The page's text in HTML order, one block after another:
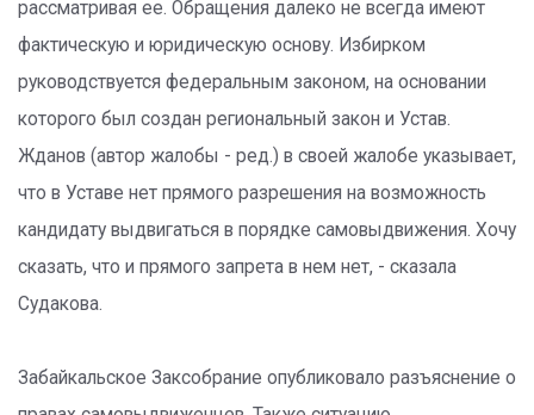
рассматривая ее. Обращения далеко не всегда имеют
фактическую и юридическую основу. Избирком
руководствуется федеральным законом, на основании
которого был создан региональный закон и Устав.
Жданов (автор жалобы - ред.) в своей жалобе указывает,
что в Уставе нет прямого разрешения на возможность
кандидату выдвигаться в порядке самовыдвижения. Хочу
сказать, что и прямого запрета в нем нет, - сказала
Судакова.
Забайкальское Заксобрание опубликовало разъяснение о